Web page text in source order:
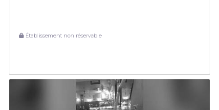
Établissement non réservable